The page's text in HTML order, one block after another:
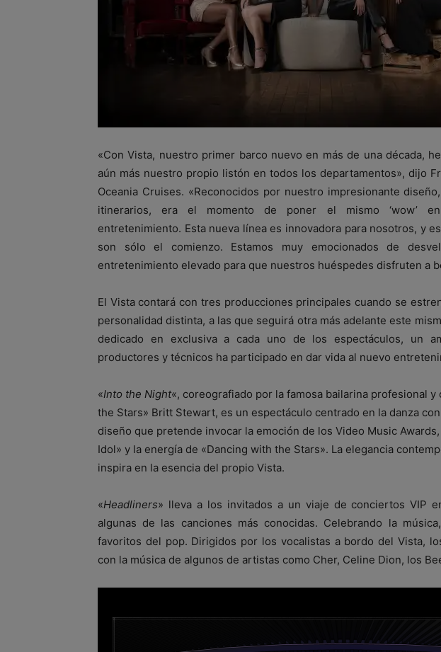
«Con Vista, nuestro primer barco nuevo en más de una década,
aún más nuestro propio listón en todos los departamentos», dijo
Oceania Cruises. «Reconocidos por nuestro impresionante
itinerarios, era el momento de poner el mismo ‘wow’
entretenimiento. Esta nueva línea es innovadora para nosotros, y
son sólo el comienzo. Estamos muy emocionados de
entretenimiento elevado para que nuestros huéspedes disfruten a
El Vista contará con tres producciones principales cuando se
personalidad distinta, a las que seguirá otra más adelante este
dedicado en exclusiva a cada uno de los espectáculos, un
productores y técnicos ha participado en dar vida al nuevo
«Into the Night«, coreografiado por la famosa bailarina profesional
the Stars» Britt Stewart, es un espectáculo centrado en la danza
diseño que pretende invocar la emoción de los Video Music
Idol» y la energía de «Dancing with the Stars». La elegancia
inspira en la esencia del propio Vista.
«Headliners» lleva a los invitados a un viaje de conciertos VIP
algunas de las canciones más conocidas. Celebrando la
favoritos del pop. Dirigidos por los vocalistas a bordo del Vista,
con la música de algunos de artistas como Cher, Celine Dion, los